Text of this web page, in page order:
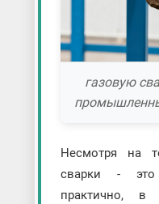
газовую
Несмотря на
сварки -
практично, в